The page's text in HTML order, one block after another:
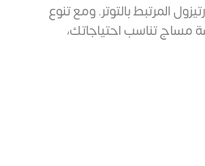
المرتبط بالتوتر. ومع تنوع
مساج تناسب احتياجاتك،